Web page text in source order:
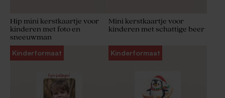
Hip mini kerstkaartje voor
kinderen met foto en
sneeuwman
Mini kerstkaartje voor
kinderen met schattige beer
Kinderformaat Kinderformaat